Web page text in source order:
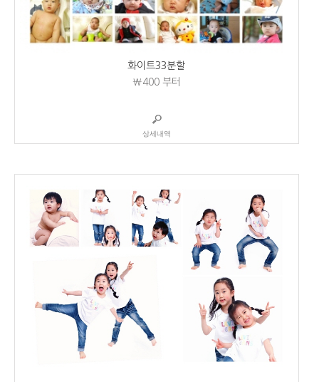
화이트33분할
₩400부터
상세내역